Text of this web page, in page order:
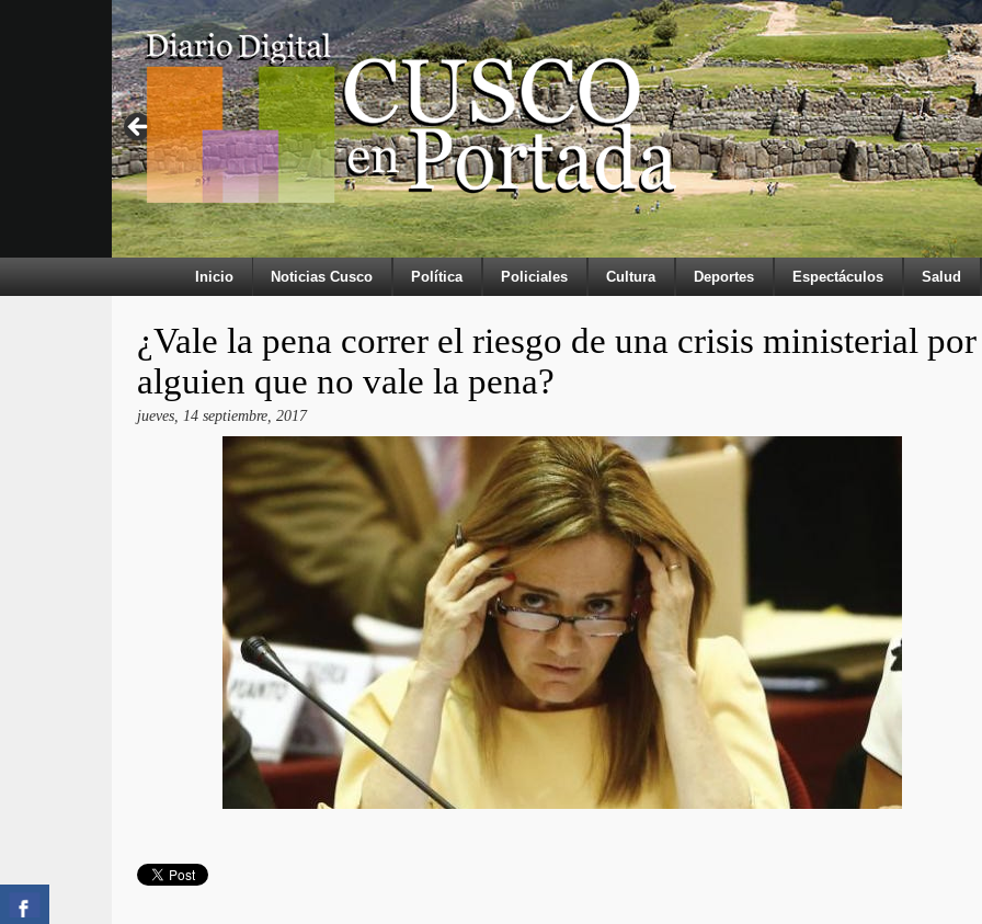
Inicio Noticias Cusco Política Policiales Cultura Deportes Espectáculos Salud
¿Vale la pena correr el riesgo de una crisis ministerial por
alguien que no vale la pena?
jueves, 14 septiembre, 2017